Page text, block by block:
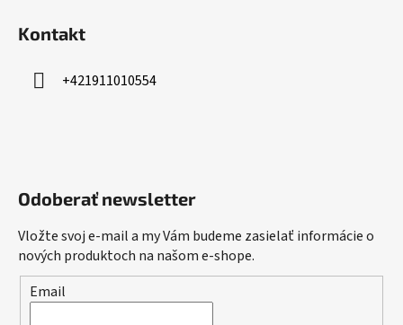
Kontakt
+421911010554
Odoberať newsletter
Vložte svoj e-mail a my Vám budeme zasielať informácie o
nových produktoch na našom e-shope.
Email